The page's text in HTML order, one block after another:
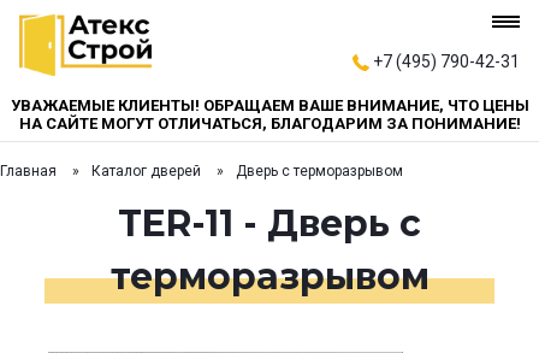
+7 (495) 790-42-31
УВАЖАЕМЫЕ КЛИЕНТЫ! ОБРАЩАЕМ ВАШЕ ВНИМАНИЕ, ЧТО ЦЕНЫ
НА САЙТЕ МОГУТ ОТЛИЧАТЬСЯ, БЛАГОДАРИМ ЗА ПОНИМАНИЕ!
Главная Каталог дверей Дверь с терморазрывом
TER-11 - Дверь с
терморазрывом